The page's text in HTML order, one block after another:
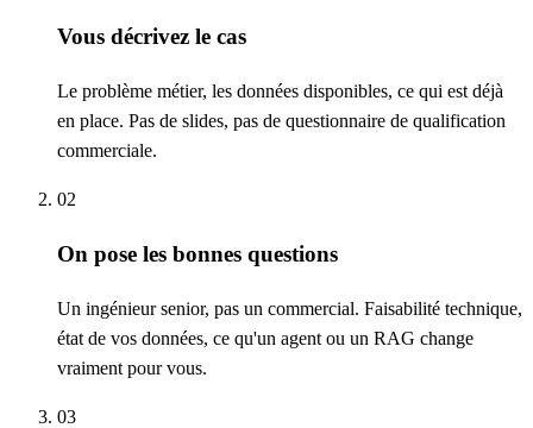
Vous décrivez le cas
Le problème métier, les données disponibles, ce qui est déjà
en place. Pas de slides, pas de questionnaire de qualification
commerciale.
02
On pose les bonnes questions
Un ingénieur senior, pas un commercial. Faisabilité technique,
état de vos données, ce qu'un agent ou un RAG change
vraiment pour vous.
03